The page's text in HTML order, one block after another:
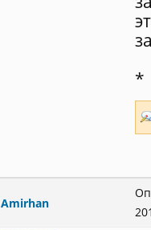
*
Amirhan